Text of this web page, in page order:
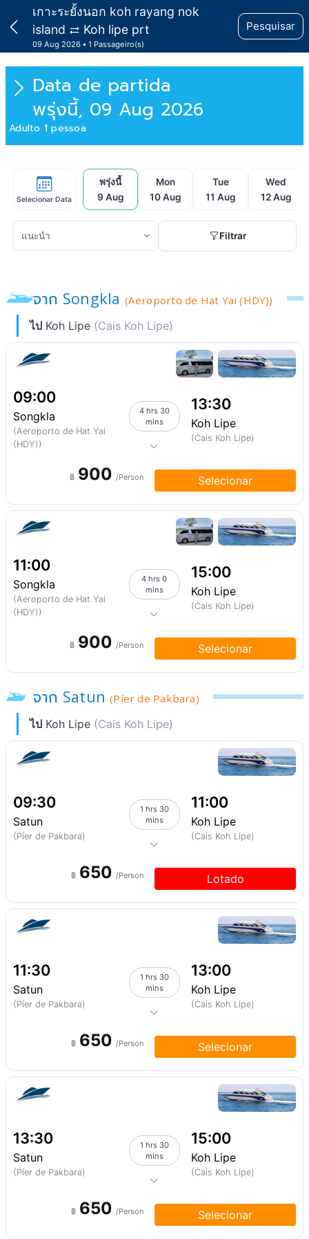
เกาะระยั้งนอก koh rayang nok
island
Koh lipe prt
09 Aug 2026 1 Passageiro(s)
Pesquisar
Data de partida
พรุ่งนี้, 09 Aug 2026
Adulto 1 pessoa
Selecionar Data
พรุ่งนี้
9 Aug
Mon
10 Aug
Tue
11 Aug
Wed
12 Aug
Filtrar
จาก Songkla (Aeroporto de Hat Yai (HDY))
ไป Koh Lipe (Cais Koh Lipe)
09:00
Songkla
(Aeroporto de Hat Yai
(HDY))
4 hrs 30
mins
13:30
Koh Lipe
(Cais Koh Lipe)
฿ 900 /Person Selecionar
11:00
Songkla
(Aeroporto de Hat Yai
(HDY))
4 hrs 0
mins
15:00
Koh Lipe
(Cais Koh Lipe)
฿ 900 /Person Selecionar
จาก Satun(Píer de Pakbara)
ไป Koh Lipe (Cais Koh Lipe)
09:30
Satun
(Píer de Pakbara)
1 hrs 30
mins
11:00
Koh Lipe
(Cais Koh Lipe)
฿ 650 /Person Lotado
11:30
Satun
(Píer de Pakbara)
1 hrs 30
mins
13:00
Koh Lipe
(Cais Koh Lipe)
฿ 650 /Person Selecionar
13:30
Satun
(Píer de Pakbara)
1 hrs 30
mins
15:00
Koh Lipe
(Cais Koh Lipe)
฿ 650 /Person Selecionar